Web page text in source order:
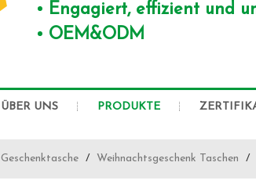
Engagiert, effizient und
OEM&ODM
ÜBER UNS PRODUKTE
Geschenktasche / Weihnachtsgeschenk Taschen /